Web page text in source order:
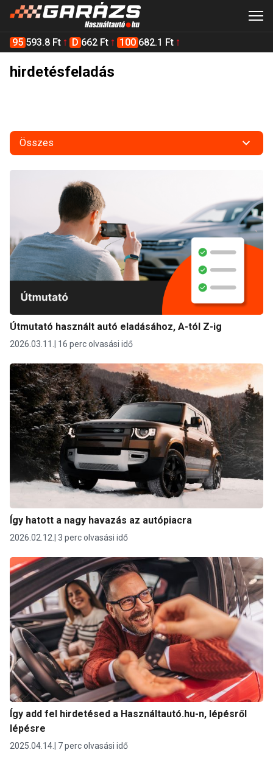
95 593.8 Ft D 662 Ft 100 682.1 Ft
hirdetésfeladás
Összes
Útmutató használt autó eladásához, A-tól Z-ig
2026.03.11. 16 perc olvasási idő
Így hatott a nagy havazás az autópiacra
2026.02.12. 3 perc olvasási idő
Így add fel hirdetésed a Használtautó.hu-n, lépésről
lépésre
2025.04.14. 7 perc olvasási idő